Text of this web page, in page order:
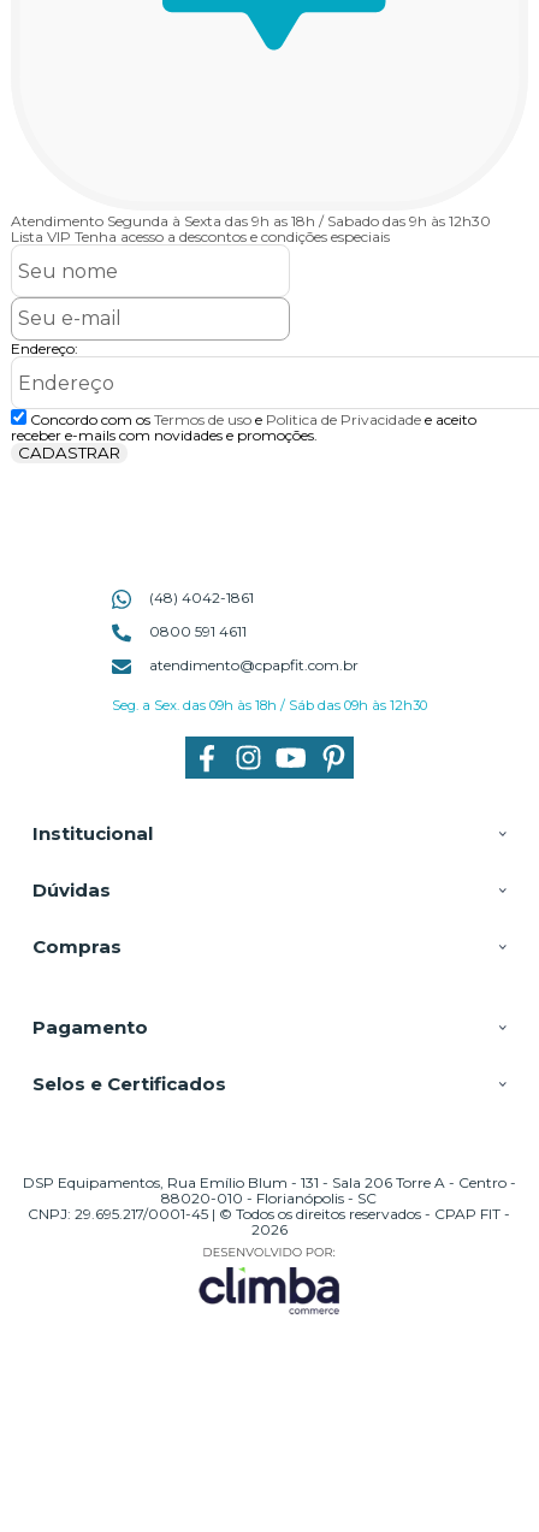
Atendimento Segunda à Sexta das 9h as 18h / Sabado das 9h às 12h30
Lista VIP Tenha acesso a descontos e condições especiais
Endereço:
Concordo com os Termos de usoe Politica de Privacidadee aceito
receber e-mails com novidades e promoções.
CADASTRAR
Institucional
Dúvidas
Compras
(48) 4042-1861
0800 591 4611
atendimento@cpapfit.com.br
Seg. a Sex. das 09h às 18h / Sáb das 09h às 12h30
Pagamento
Selos e Certificados
DSP Equipamentos, Rua Emílio Blum - 131 - Sala 206 Torre A - Centro -
88020-010 - Florianópolis - SC
CNPJ: 29.695.217/0001-45 | © Todos os direitos reservados - CPAP FIT -
2026